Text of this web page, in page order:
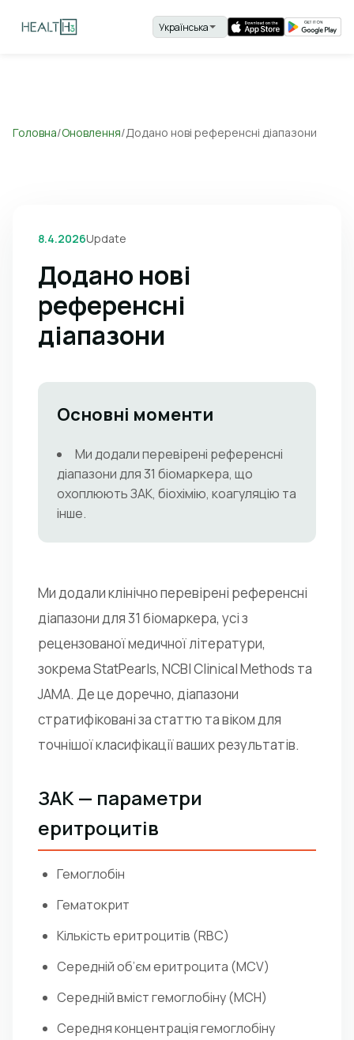
Головна/Оновлення/Додано нові референсні діапазони
8.4.2026Update
Додано нові
референсні
діапазони
Основні моменти
Ми додали перевірені референсні
діапазони для 31 біомаркера, що
охоплюють ЗАК, біохімію, коагуляцію та
інше.
Ми додали клінічно перевірені референсні
діапазони для 31 біомаркера, усі з
рецензованої медичної літератури,
зокрема StatPearls, NCBI Clinical Methods та
JAMA. Де це доречно, діапазони
стратифіковані за статтю та віком для
точнішої класифікації ваших результатів.
ЗАК — параметри
еритроцитів
Гемоглобін
Гематокрит
Кількість еритроцитів (RBC)
Середній об’єм еритроцита (MCV)
Середній вміст гемоглобіну (MCH)
Середня концентрація гемоглобіну